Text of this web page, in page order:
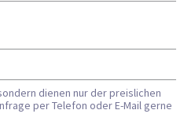
dienen nur der preislichen
per Telefon oder E-Mail gerne